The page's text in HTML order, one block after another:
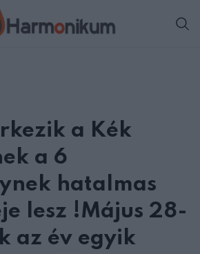
a Kék
a 6
hatalmas
lesz !Május 28-
az év egyik